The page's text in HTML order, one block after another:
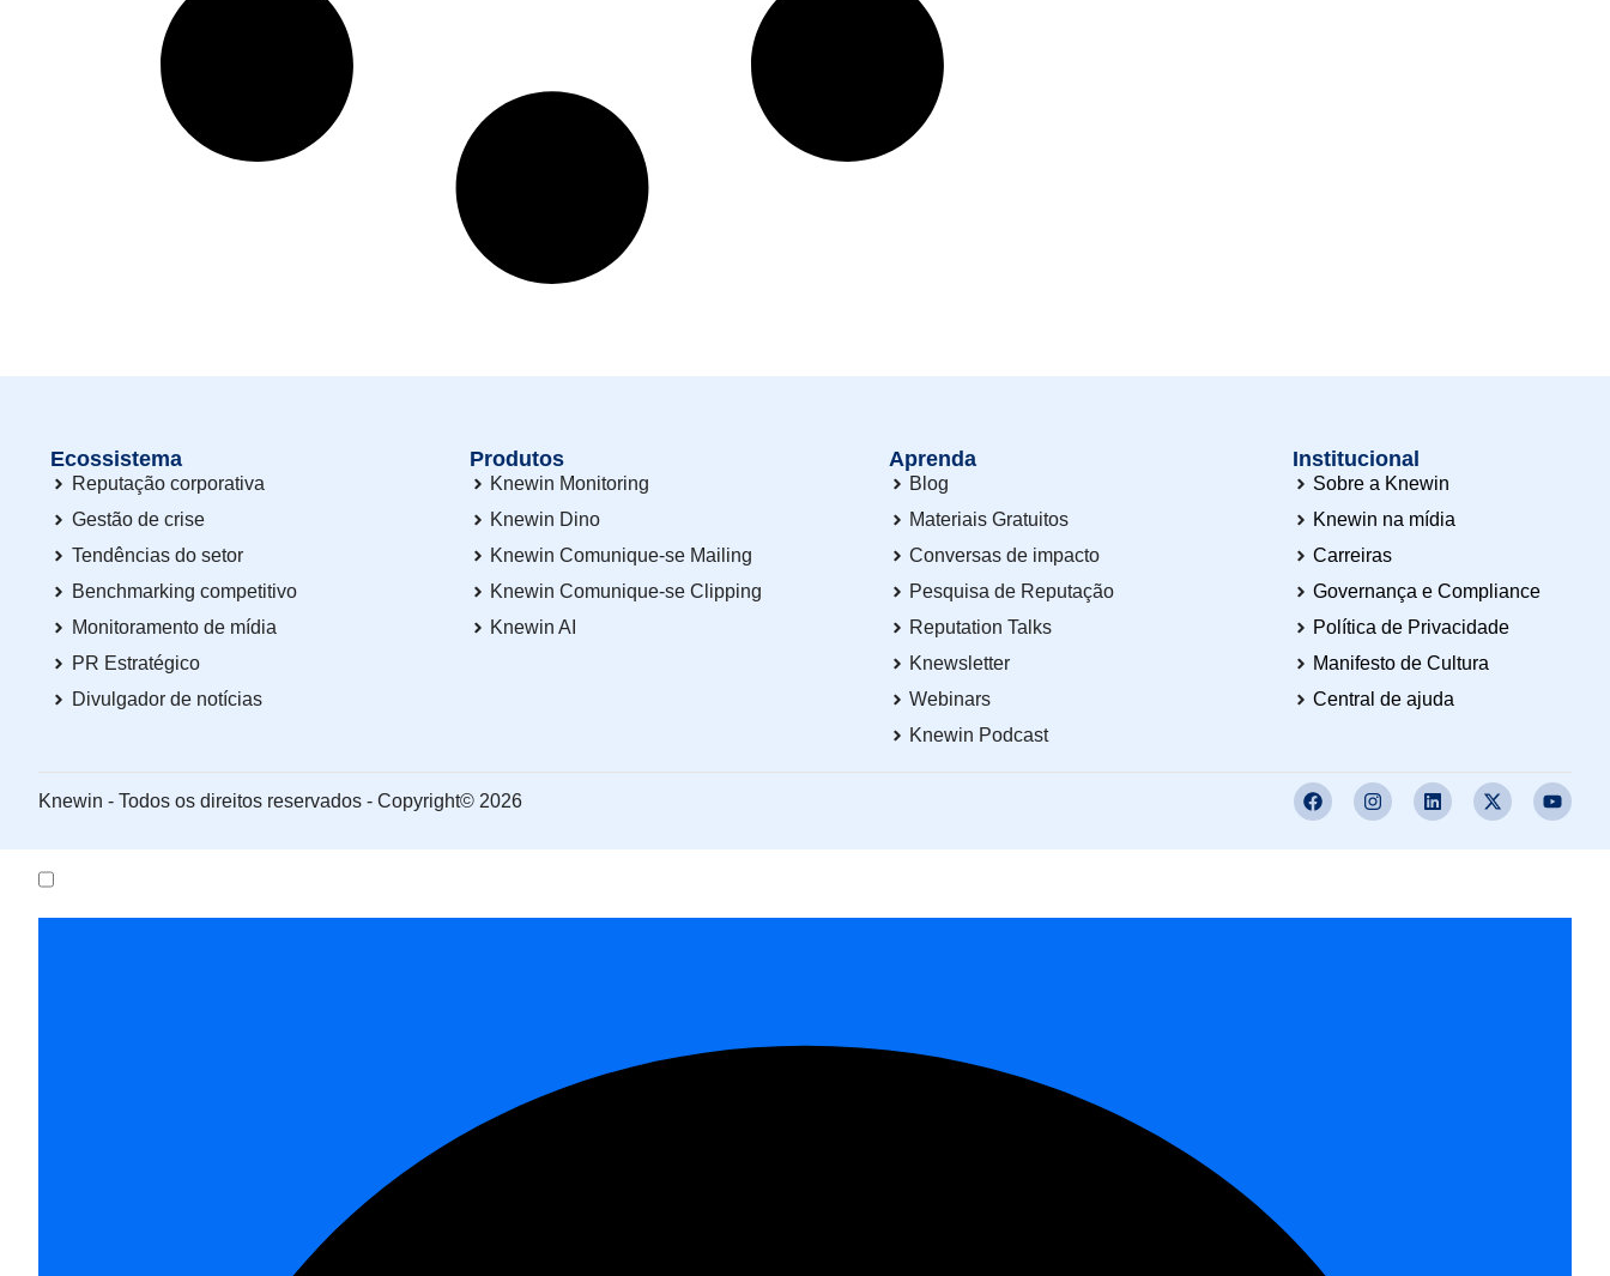
Ecossistema
Reputação corporativa
Gestão de crise
Tendências do setor
Benchmarking competitivo
Monitoramento de mídia
PR Estratégico
Divulgador de notícias
Produtos
Knewin Monitoring
Knewin Dino
Knewin Comunique-se Mailing
Knewin Comunique-se Clipping
Knewin AI
Aprenda
Blog
Materiais Gratuitos
Conversas de impacto
Pesquisa de Reputação
Reputation Talks
Knewsletter
Webinars
Knewin Podcast
Institucional
Sobre a Knewin
Knewin na mídia
Carreiras
Governança e Compliance
Política de Privacidade
Manifesto de Cultura
Central de ajuda
Knewin - Todos os direitos reservados - Copyright© 2026